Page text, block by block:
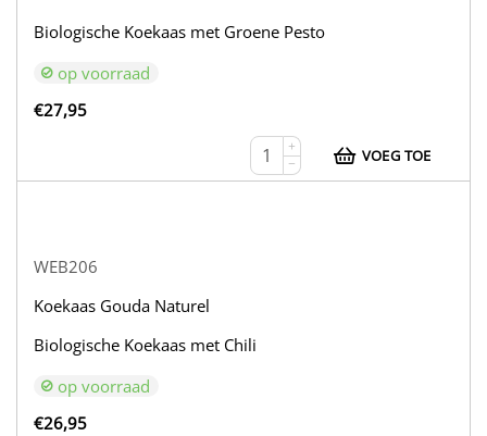
Biologische Koekaas met Groene Pesto
op voorraad
€27,95
+
−
VOEG TOE
WEB206
Koekaas Gouda Naturel
Biologische Koekaas met Chili
op voorraad
€26,95